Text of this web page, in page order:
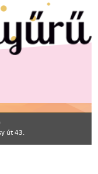
út 43.